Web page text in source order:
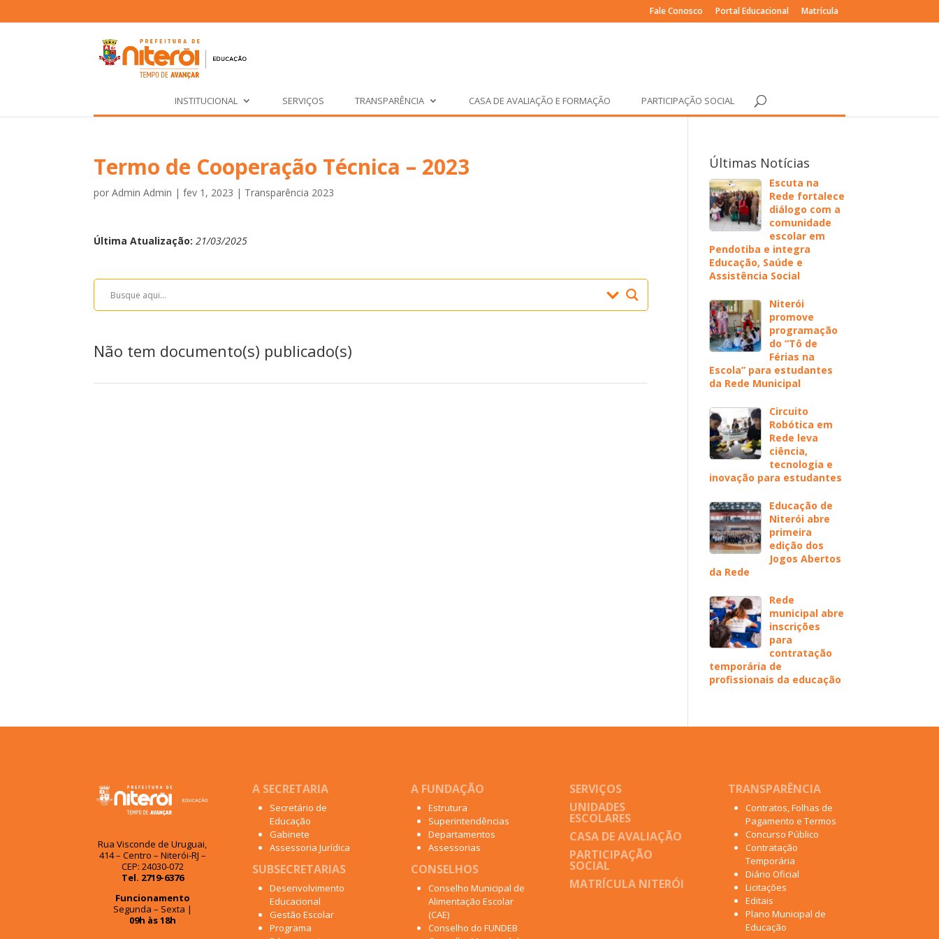
Fale Conosco Portal Educacional Matrícula
INSTITUCIONAL SERVIÇOS TRANSPARÊNCIA CASA DE AVALIAÇÃO E FORMAÇÃO PARTICIPAÇÃO SOCIAL
Termo de Cooperação Técnica – 2023
porAdmin Admin |fev 1, 2023 | Transparência 2023
Última Atualização: 21/03/2025
Não tem documento(s) publicado(s)
Últimas Notícias
Escuta na
Rede fortalece
diálogo com a
comunidade
escolar em
Pendotiba e integra
Educação, Saúde e
Assistência Social
Niterói
promove
programação
do “Tô de
Férias na
Escola” para estudantes
da Rede Municipal
Circuito
Robótica em
Rede leva
ciência,
tecnologia e
inovação para estudantes
Educação de
Niterói abre
primeira
edição dos
Jogos Abertos
da Rede
Rede
municipal abre
inscrições
para
contratação
temporária de
profissionais da educação
Rua Visconde de Uruguai,
414 – Centro – Niterói-RJ –
CEP: 24030-072
Tel. 2719-6376
Funcionamento
Segunda – Sexta |
09h às 18h
A SECRETARIA
Secretário de
Educação
Gabinete
Assessoria Jurídica
SUBSECRETARIAS
Desenvolvimento
Educacional
Gestão Escolar
Programa
A FUNDAÇÃO
Estrutura
Superintendências
Departamentos
Assessorias
CONSELHOS
Conselho Municipal de
Alimentação Escolar
(CAE)
Conselho do FUNDEB
SERVIÇOS
UNIDADES
ESCOLARES
CASA DE AVALIAÇÃO
PARTICIPAÇÃO
SOCIAL
MATRÍCULA NITERÓI
TRANSPARÊNCIA
Contratos, Folhas de
Pagamento e Termos
Concurso Público
Contratação
Temporária
Diário Oficial
Licitações
Editais
Plano Municipal de
Educação